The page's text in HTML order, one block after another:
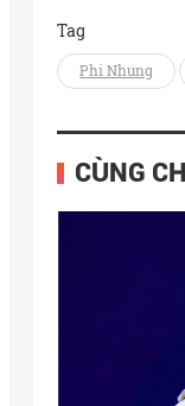
Tag
Phi Nhung
CÙNG